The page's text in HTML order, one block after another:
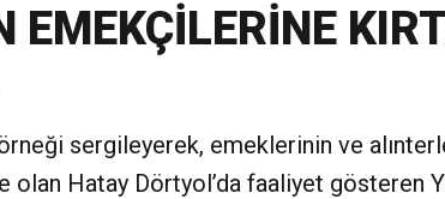
KURUMLAR VERGİSİ ERTELENDİ
EMEKÇİLERİNE
sergileyerek, emeklerinin ve
olan Hatay Dörtyol’da faaliyet gösteren